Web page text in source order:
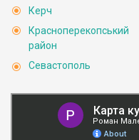
Керч
Красноперекопський
район
Севастополь